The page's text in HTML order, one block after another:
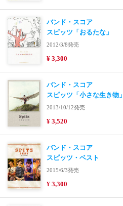
バンド・スコア
スピッツ「おるたな」
2012/3/8発売
¥ 3,300
バンド・スコア
スピッツ「小さな生き物」
2013/10/12発売
¥ 3,520
バンド・スコア
スピッツ・ベスト
2015/6/3発売
¥ 3,300